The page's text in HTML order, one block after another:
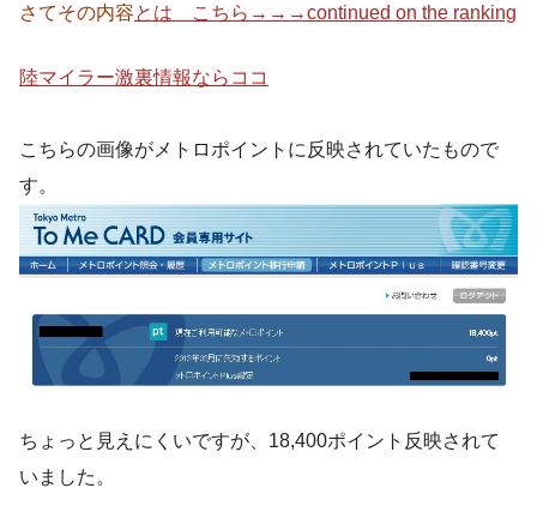
さてその内容とは こちら→→→continued on the ranking
陸マイラー激裏情報ならココ
こちらの画像がメトロポイントに反映されていたもので
す。
ちょっと見えにくいですが、18,400ポイント反映されて
いました。